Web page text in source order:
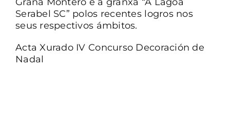
Serabel SC” polos recentes logros nos
seus respectivos ámbitos.
Acta Xurado IV Concurso Decoración de
Nadal